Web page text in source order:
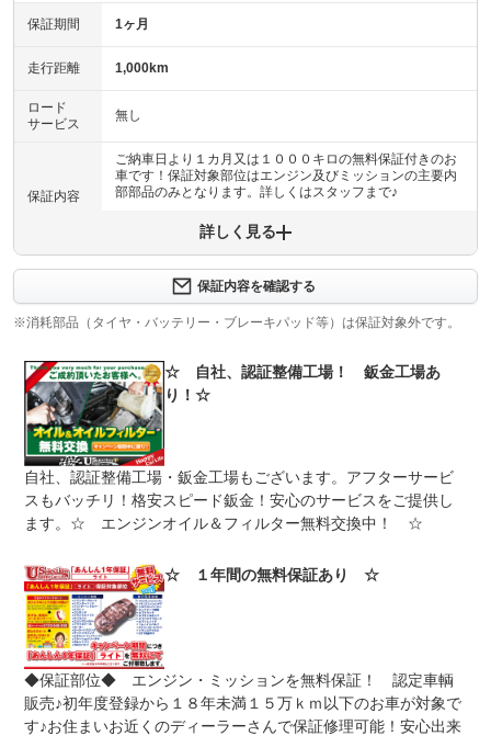
保証期間 1ヶ月
走行距離 1,000km
ロード
サービス
無し
保証内容
ご納車日より１カ月又は１０００キロの無料保証付きのお
車です！保証対象部位はエンジン及びミッションの主要内
部部品のみとなります。詳しくはスタッフまで♪
保証内容について問い合わせる
保証項目 ※いずれか早い時期が保証適用の条件となります。
修理回数 -
上限金額 -
免責金 無し
保証修理
受付先
-
法定整備
整備付 法定12ヶ月または法定24ヶ月点検整備付
※車検なし・車検整備付の場合は法定24ヶ月点検整備付
※商用車は6ヶ月または12ヶ月点検整備付
法定整備
について
全車納車前には法定点検を実施致しております。不具合や
基準値に満たない消耗品など交換・整備をさせて頂きま
す。（ブレーキパット・オイル・ブーツ類・ベルト関係）
点検記録簿付を発行させて頂きます！
詳しく見る
保証内容を確認する
※消耗部品（タイヤ・バッテリー・ブレーキパッド等）は保証対象外です。
☆ 自社、認証整備工場！ 鈑金工場あ
り！☆
自社、認証整備工場・鈑金工場もございます。アフターサービ
スもバッチリ！格安スピード鈑金！安心のサービスをご提供し
ます。☆ エンジンオイル＆フィルター無料交換中！ ☆
☆ １年間の無料保証あり ☆
◆保証部位◆ エンジン・ミッションを無料保証！ 認定車輌
販売♪初年度登録から１８年未満１５万ｋｍ以下のお車が対象で
す♪お住まいお近くのディーラーさんで保証修理可能！安心出来